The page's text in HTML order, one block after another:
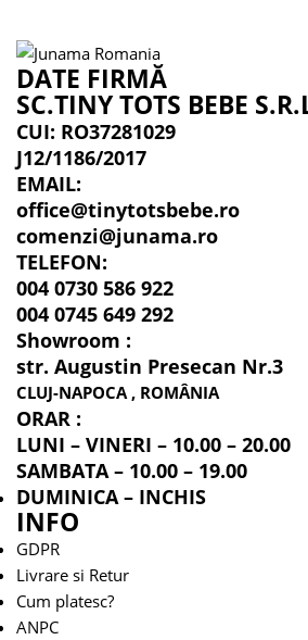
DATE FIRMĂ
SC.TINY TOTS BEBE
CUI: RO37281029
J12/1186/2017
EMAIL:
office@tinytotsbebe.ro
comenzi@junama.ro
TELEFON:
004 0730 586 922
004 0745 649 292
Showroom :
str. Augustin Presecan Nr.3
CLUJ-NAPOCA , ROMÂNIA
ORAR :
LUNI – VINERI – 10.00 – 20.00
SAMBATA – 10.00 – 19.00
DUMINICA – INCHIS
INFO
GDPR
Livrare si Retur
Cum platesc?
ANPC